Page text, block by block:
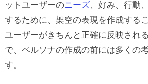
UI の成果物に基づいてプ
構築しよう
ットユーザーのニーズ、好み、行動、
するために、架空の表現を作成する
ユーザーがきちんと正確に反映され
で、ペルソナの作成の前には多くの
す。